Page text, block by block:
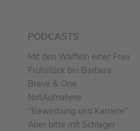
PODCASTS
Mit den Waffeln einer Frau
Frühstück bei Barbara
Brave & One
NotAufnahme
"Bewerbung und Karriere"
Aber bitte mit Schlager